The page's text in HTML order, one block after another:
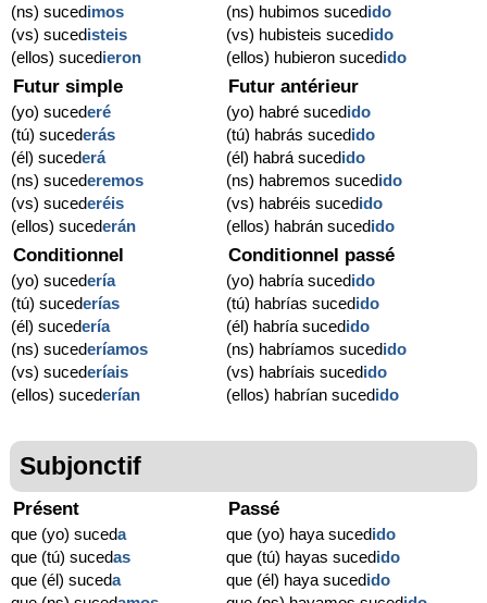
(ns) sucedimos
(vs) sucedisteis
(ellos) sucedieron
(ns) hubimos sucedido
(vs) hubisteis sucedido
(ellos) hubieron sucedido
Futur simple
(yo) sucederé
(tú) sucederás
(él) sucederá
(ns) sucederemos
(vs) sucederéis
(ellos) sucederán
Futur antérieur
(yo) habré sucedido
(tú) habrás sucedido
(él) habrá sucedido
(ns) habremos sucedido
(vs) habréis sucedido
(ellos) habrán sucedido
Conditionnel
(yo) sucedería
(tú) sucederías
(él) sucedería
(ns) sucederíamos
(vs) sucederíais
(ellos) sucederían
Conditionnel passé
(yo) habría sucedido
(tú) habrías sucedido
(él) habría sucedido
(ns) habríamos sucedido
(vs) habríais sucedido
(ellos) habrían sucedido
Subjonctif
Présent
que (yo) suceda
que (tú) sucedas
que (él) suceda
Passé
que (yo) haya sucedido
que (tú) hayas sucedido
que (él) haya sucedido